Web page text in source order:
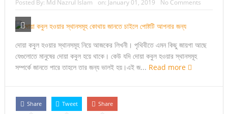
Posted By: Md Nazrul Islam on: January 01, 2019 No Comments
দোয়া কবুল হওয়ার স্থানসমূহ নিয়ে আজকের লিখনী। পৃথিবীতে এমন কিছু জায়গা আছে
যেগুলোতে মানুষের দোয়া কবুল হয়ে থাকে। কেউ যদি দোয়া কবুল হওয়ার স্থানসমূহ
সম্পর্কে জানতে পারে তাহলে তার জন্য ভালই হয়।এই জ... Read more
Share Tweet Share